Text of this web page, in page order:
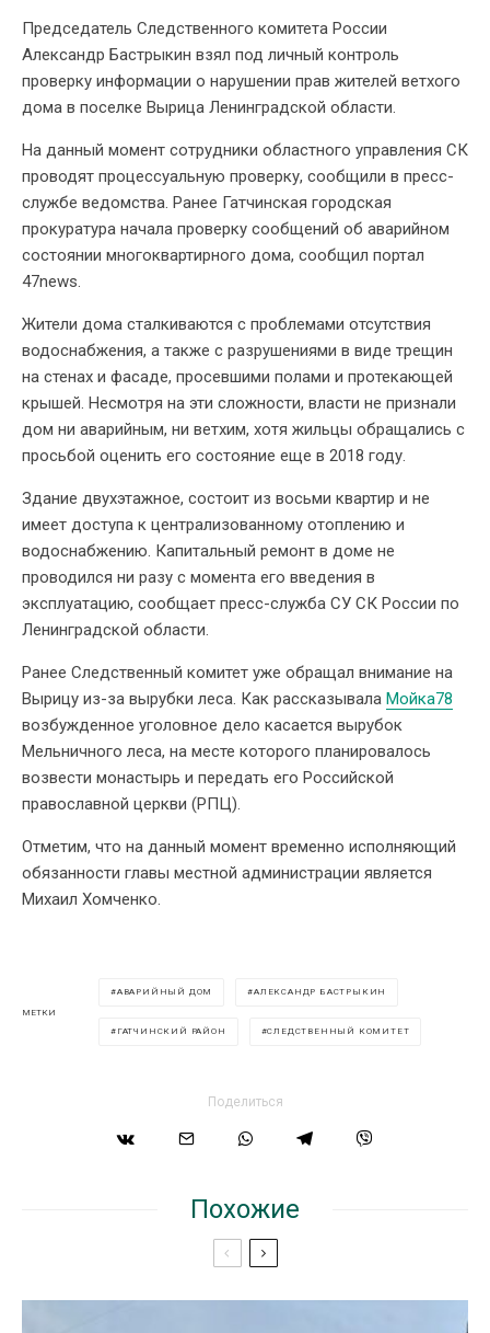
Председатель Следственного комитета России
Александр Бастрыкин взял под личный контроль
проверку информации о нарушении прав жителей ветхого
дома в поселке Вырица Ленинградской области.
На данный момент сотрудники областного управления СК
проводят процессуальную проверку, сообщили в пресс-
службе ведомства. Ранее Гатчинская городская
прокуратура начала проверку сообщений об аварийном
состоянии многоквартирного дома, сообщил портал
47news.
Жители дома сталкиваются с проблемами отсутствия
водоснабжения, а также с разрушениями в виде трещин
на стенах и фасаде, просевшими полами и протекающей
крышей. Несмотря на эти сложности, власти не признали
дом ни аварийным, ни ветхим, хотя жильцы обращались с
просьбой оценить его состояние еще в 2018 году.
Здание двухэтажное, состоит из восьми квартир и не
имеет доступа к централизованному отоплению и
водоснабжению. Капитальный ремонт в доме не
проводился ни разу с момента его введения в
эксплуатацию, сообщает пресс-служба СУ СК России по
Ленинградской области.
Ранее Следственный комитет уже обращал внимание на
Вырицу из-за вырубки леса. Как рассказывала Мойка78
возбужденное уголовное дело касается вырубок
Мельничного леса, на месте которого планировалось
возвести монастырь и передать его Российской
православной церкви (РПЦ).
Отметим, что на данный момент временно исполняющий
обязанности главы местной администрации является
Михаил Хомченко.
МЕТКИ
АВАРИЙНЫЙ ДОМ АЛЕКСАНДР БАСТРЫКИН
ГАТЧИНСКИЙ РАЙОН СЛЕДСТВЕННЫЙ КОМИТЕТ
Поделиться
Похожие